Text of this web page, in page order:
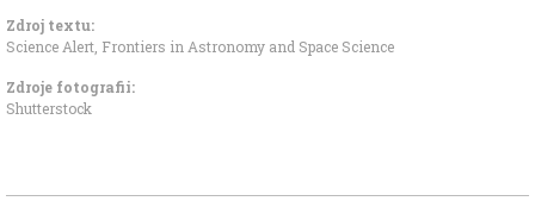
Zdroj textu:
Science Alert Frontiers in Astronomy and Space Science
Zdroje fotografii:
Shutterstock